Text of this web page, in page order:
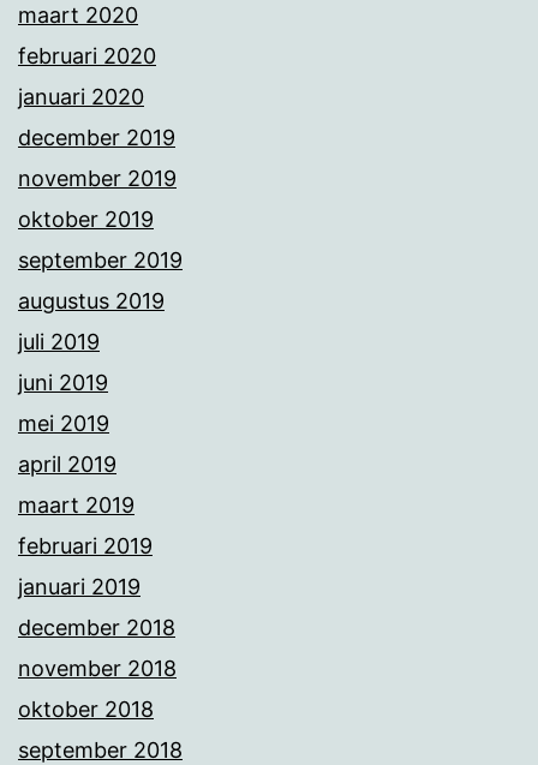
maart 2020
februari 2020
januari 2020
december 2019
november 2019
oktober 2019
september 2019
augustus 2019
juli 2019
juni 2019
mei 2019
april 2019
maart 2019
februari 2019
januari 2019
december 2018
november 2018
oktober 2018
september 2018